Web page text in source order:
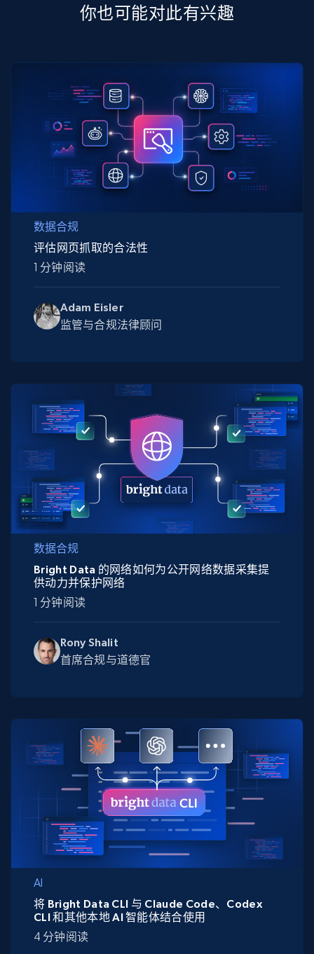
你也可能对此有兴趣
数据合规
Adam Eisler
监管与合规法律顾问
评估网页抓取的合法性
1 分钟阅读
数据合规
Rony Shalit
首席合规与道德官
Bright Data 的网络如何为公开网络数据采集提
供动力并保护网络
1 分钟阅读
AI
将 Bright Data CLI 与 Claude Code、Codex
CLI 和其他本地 AI 智能体结合使用
4 分钟阅读